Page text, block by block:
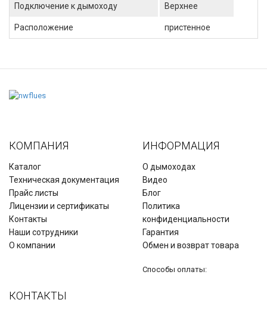
Подключение к дымоходу Верхнее
Расположение пристенное
КОМПАНИЯ
Каталог
Техническая документация
Прайс листы
Лицензии и сертификаты
Контакты
Наши сотрудники
О компании
ИНФОРМАЦИЯ
О дымоходах
Видео
Блог
Политика
конфиденциальности
Гарантия
Обмен и возврат товара
Способы оплаты:
КОНТАКТЫ